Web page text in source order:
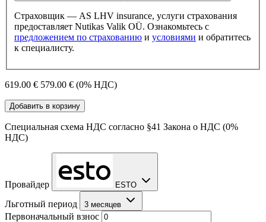
Страховщик — AS LHV insurance, услуги страхования
предоставляет Nutikas Valik OÜ. Ознакомьтесь с
предложением по страхованию и условиями и обратитесь
к специалисту.
619.00 € 579.00 € (0% НДС)
Добавить в корзину
Специальная схема НДС согласно §41 Закона о НДС (0%
НДС)
Провайдер ESTO
Льготный период 3 месяцев
Первоначальный взнос